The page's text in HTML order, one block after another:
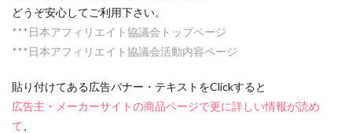
どうぞ安心してご利用下さい。
***日本アフィリエイト協議会 トップページ
***日本アフィリエイト協議会活動内容ページ
貼り付けてある広告バナー・テキストをClickすると
広告主・メーカーサイトの商品ページで更に詳しい情報が読め
て